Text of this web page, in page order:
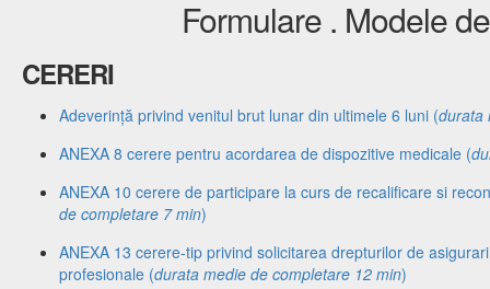
Formulare . Modele
CERERI
Adeverință privind venitul brut lunar din ultimele 6 luni (durata
ANEXA 8 cerere pentru acordarea de dispozitive medicale (
ANEXA 10 cerere de participare la curs de recalificare si
de completare 7 min)
ANEXA 13 cerere-tip privind solicitarea drepturilor de
profesionale (durata medie de completare 12 min)